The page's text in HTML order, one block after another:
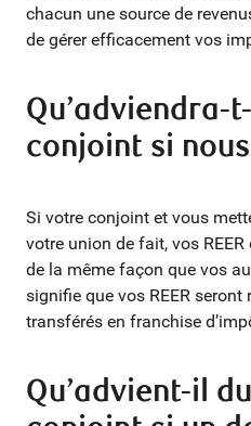
chacun une source de
de gérer efficacement vos
Qu’adviendra-
conjoint si
Si votre conjoint et vous
votre union de fait, vos
de la même façon que vos
signifie que vos REER
transférés en franchise
Qu’advient-il